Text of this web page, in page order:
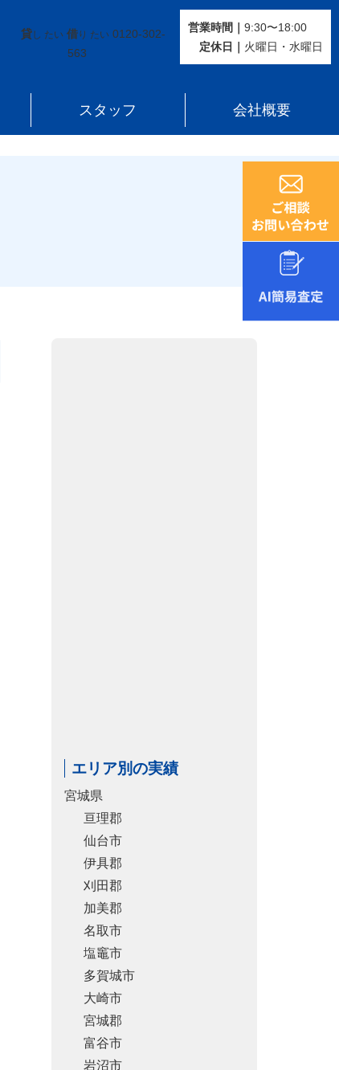
貸し たい 借り たい 0120-302-
563
営業時間｜ 9:30〜18:00
定休⽇｜ 火曜⽇・水曜⽇
スタッフ 会社概要
エリア別の実績
宮城県
亘理郡
仙台市
伊具郡
刈田郡
加美郡
名取市
塩竈市
多賀城市
大崎市
宮城郡
富谷市
岩沼市